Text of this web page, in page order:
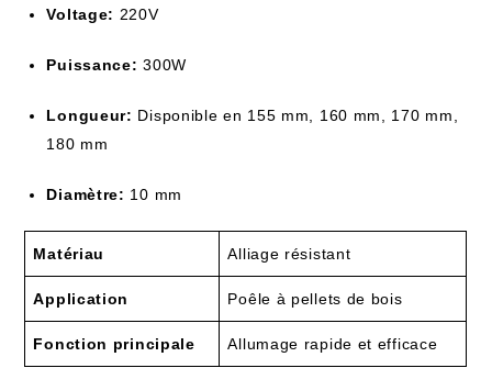
Voltage: 220V
Puissance: 300W
Longueur: Disponible en 155 mm, 160 mm, 170 mm,
180 mm
Diamètre: 10 mm
Matériau Alliage résistant
Application Poêle à pellets de bois
Fonction principale Allumage rapide et efficace